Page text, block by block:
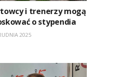
i trenerzy mogą
o stypendia
2025